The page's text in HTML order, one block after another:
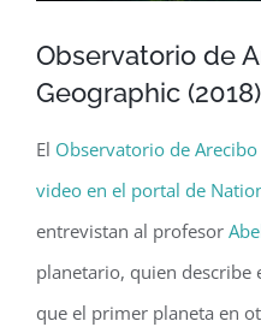
Observatorio de
Geographic (2018)
El Observatorio de Arecibo
video en el portal de
entrevistan al profesor
planetario, quien describe
que el primer planeta en